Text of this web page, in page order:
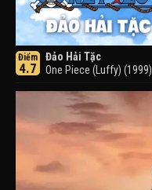
Điểm
4.7
Đảo Hải Tặc
One Piece (Luffy) (1999)